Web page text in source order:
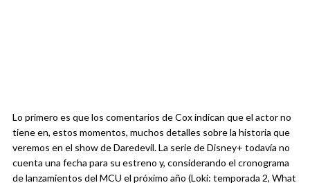
Lo primero es que los comentarios de Cox indican que el actor no
tiene en, estos momentos, muchos detalles sobre la historia que
veremos en el show de Daredevil. La serie de Disney+ todavía no
cuenta una fecha para su estreno y, considerando el cronograma
de lanzamientos del MCU el próximo año (Loki: temporada 2, What